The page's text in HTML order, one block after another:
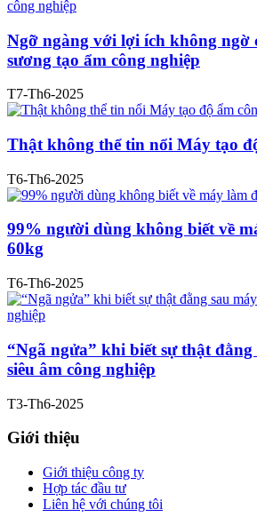
Ngỡ ngàng với lợi ích không ngờ
sương tạo ẩm công nghiệp
T7-Th6-2025
Thật không thể tin nổi Máy tạo
T6-Th6-2025
99% người dùng không biết về
60kg
T6-Th6-2025
“Ngã ngửa” khi biết sự thật đằng
siêu âm công nghiệp
T3-Th6-2025
Giới thiệu
Giới thiệu công ty
Hợp tác đầu tư
Liên hệ với chúng tôi